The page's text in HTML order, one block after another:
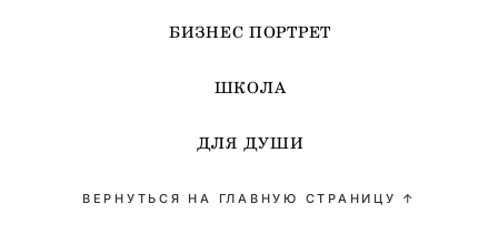
БИЗНЕС ПОРТРЕТ
ШКОЛА
ДЛЯ ДУШИ
ВЕРНУТЬСЯ НА ГЛАВНУЮ СТРАНИЦУ ↑